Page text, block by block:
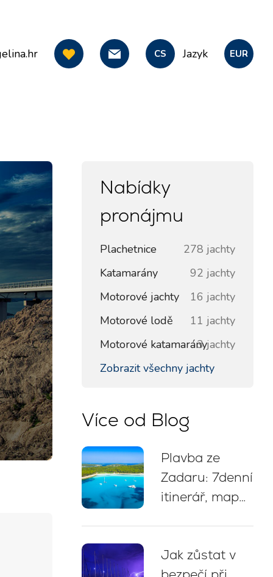
CS Jazyk EUR
Nabídky
pronájmu
Plachetnice
278 jachty
Katamarány
92 jachty
Motorové jachty
16 jachty
Motorové lodě
11 jachty
Motorové katamarány3 jachty
Zobrazit všechny jachty
Více od Blog
Plavba ze
Zadaru: 7denní
itinerář, mapa
tipy na kotvení
Jak zůstat v